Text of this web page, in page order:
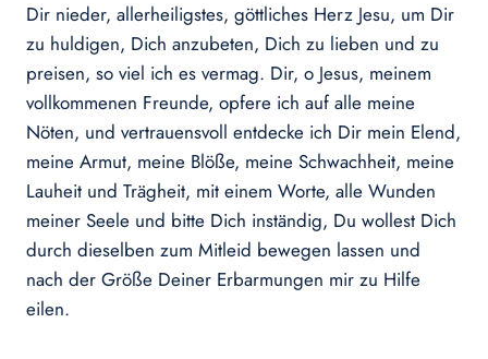
Dir nieder, allerheiligstes, göttliches Herz Jesu, um Dir
zu huldigen, Dich anzubeten, Dich zu lieben und zu
preisen, so viel ich es vermag. Dir, o Jesus, meinem
vollkommenen Freunde, opfere ich auf alle meine
Nöten, und vertrauensvoll entdecke ich Dir mein Elend,
meine Armut, meine Blöße, meine Schwachheit, meine
Lauheit und Trägheit, mit einem Worte, alle Wunden
meiner Seele und bitte Dich inständig, Du wollest Dich
durch dieselben zum Mitleid bewegen lassen und
nach der Größe Deiner Erbarmungen mir zu Hilfe
eilen.